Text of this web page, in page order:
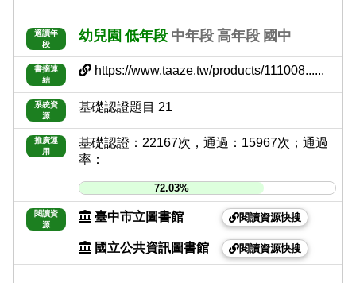
適讀年
段
幼兒園 低年段 中年段 高年段 國中
書摘連
結
https://www.taaze.tw/products/111008......
系統資
源
基礎認證題目 21
推廣運
用
基礎認證：22167次，通過：15967次；通過
率：
72.03%
閱讀資
源
臺中市立圖書館 閱讀資源快搜
國立公共資訊圖書館 閱讀資源快搜